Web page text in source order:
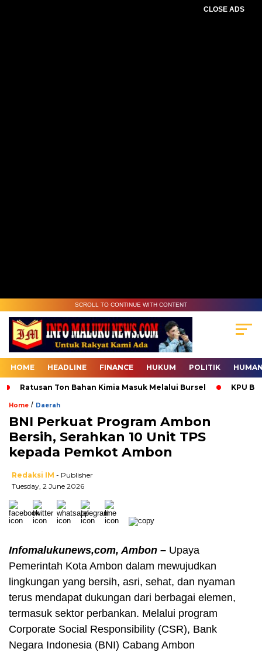
CLOSE ADS
SCROLL TO CONTINUE WITH CONTENT
HOME HEADLINE FINANCE HUKUM POLITIK
Ratusan Ton Bahan Kimia Masuk Melalui Bursel KPU
Home / Daerah
BNI Perkuat Program Ambon
Bersih, Serahkan 10 Unit TPS
kepada Pemkot Ambon
Redaksi IM - Publisher
Tuesday, 2 June 2026
Infomalukunews,com, Ambon – Upaya
Pemerintah Kota Ambon dalam mewujudkan
lingkungan yang bersih, asri, sehat, dan nyaman
terus mendapat dukungan dari berbagai elemen,
termasuk sektor perbankan. Melalui program
Corporate Social Responsibility (CSR), Bank
Negara Indonesia (BNI) Cabang Ambon